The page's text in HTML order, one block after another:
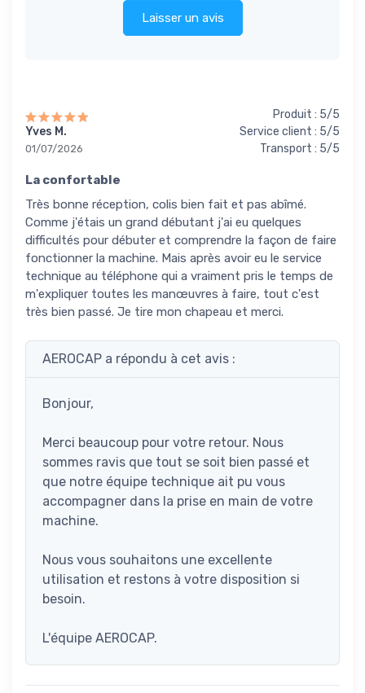
Laisser un avis
Yves M.
01/07/2026
Produit : 5/5
Service client : 5/5
Transport : 5/5
La confortable
Très bonne réception, colis bien fait et pas abîmé.
Comme j'étais un grand débutant j'ai eu quelques
difficultés pour débuter et comprendre la façon de faire
fonctionner la machine. Mais après avoir eu le service
technique au téléphone qui a vraiment pris le temps de
m'expliquer toutes les manœuvres à faire, tout c'est
très bien passé. Je tire mon chapeau et merci.
AEROCAP a répondu à cet avis :
Bonjour,
Merci beaucoup pour votre retour. Nous
sommes ravis que tout se soit bien passé et
que notre équipe technique ait pu vous
accompagner dans la prise en main de votre
machine.
Nous vous souhaitons une excellente
utilisation et restons à votre disposition si
besoin.
L'équipe AEROCAP.